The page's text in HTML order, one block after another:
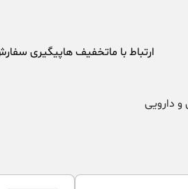
ارتباط با ماتخفیف هاپیگیری
دارویی